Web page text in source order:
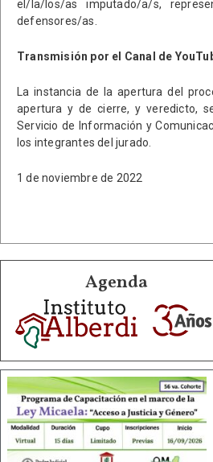
el/la/los/as imputado/a/s,
defensores/as.
Transmisión por el Canal de
La instancia de la apertura del
apertura y de cierre, y veredicto,
Servicio de Información y
los integrantes del jurado.
1 de noviembre de 2022
Agenda